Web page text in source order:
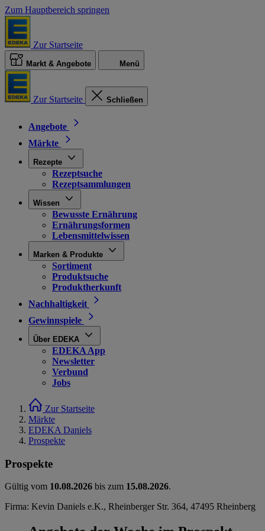
Zum Hauptbereich springen
Zur Startseite
Markt & Angebote Menü
Zur Startseite Schließen
Angebote
Märkte
Rezepte
Rezeptsuche
Rezeptsammlungen
Wissen
Bewusste Ernährung
Ernährungsformen
Lebensmittelwissen
Marken & Produkte
Sortiment
Produktsuche
Produktherkunft
Nachhaltigkeit
Gewinnspiele
Über EDEKA
EDEKA App
Newsletter
Verbund
Jobs
Zur Startseite
Märkte
EDEKA Daniels
Prospekte
Prospekte
Gültig vom 10.08.2026 bis zum 15.08.2026.
Firma: Kevin Daniels e.K., Rheinberger Str. 364, 47495 Rheinberg